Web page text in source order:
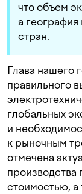
что объем
а
стран.
Глава нашего
правильного
глобальных
и
к рыночным
отмечена
производства
стоимостью, а